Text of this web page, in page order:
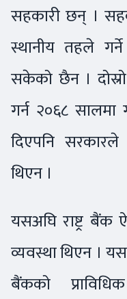
सहकारी छन् ।
स्थानीय तहले
सकेको छैन ।
गर्न २०६८
दिएपनि
थिएन ।
यसअघि राष्ट्र बैंक
व्यवस्था थिएन ।
बैंकको